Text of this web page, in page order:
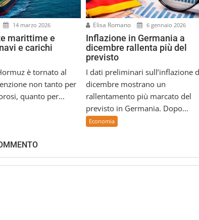
14 marzo 2026
marittime e
e carichi
è tornato al
non tanto per
quanto per...
Elisa Romano 6 gennaio 2026
Inflazione in Germania a
dicembre rallenta più del
previsto
I dati preliminari sull’inflazione
dicembre mostrano un
rallentamento più marcato del
previsto in Germania. Dopo...
Economia